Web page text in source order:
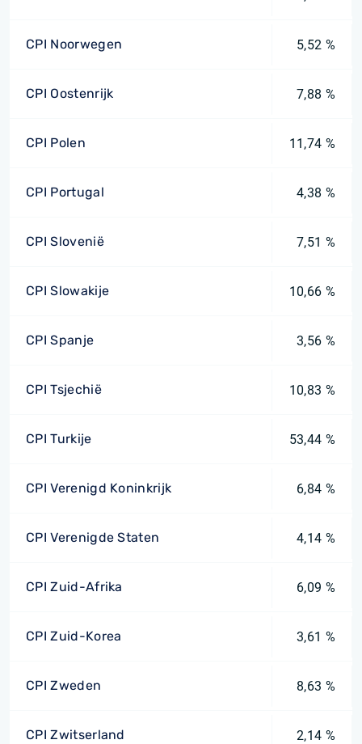
CPI Noorwegen 5,52 %
CPI Oostenrijk 7,88 %
CPI Polen 11,74 %
CPI Portugal 4,38 %
CPI Slovenië 7,51 %
CPI Slowakije 10,66 %
CPI Spanje 3,56 %
CPI Tsjechië 10,83 %
CPI Turkije 53,44 %
CPI Verenigd Koninkrijk 6,84 %
CPI Verenigde Staten 4,14 %
CPI Zuid-Afrika 6,09 %
CPI Zuid-Korea 3,61 %
CPI Zweden 8,63 %
CPI Zwitserland 2,14 %